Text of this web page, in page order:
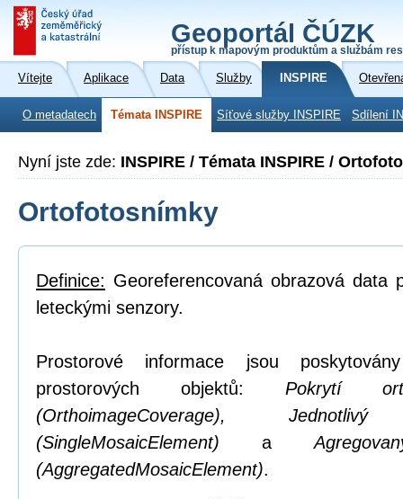
Geoportál ČÚZK
přístup k mapovým produktům a službám
Vítejte Aplikace Data Služby INSPIRE
O metadatech Témata INSPIRE Síťové služby INSPIRE Sdílení
Nyní jste zde: INSPIRE / Témata INSPIRE /
Ortofotosnímky
Definice: Georeferencovaná obrazová data
leteckými senzory.
Prostorové informace jsou
prostorových objektů: Pokrytí
(OrthoimageCoverage),
(SingleMosaicElement) a
(AggregatedMosaicElement).